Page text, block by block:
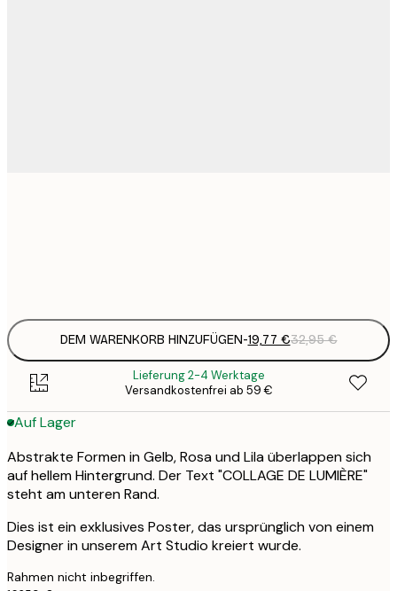
DEM WARENKORB HINZUFÜGEN-19,77 €32,95 €
Lieferung 2-4 Werktage
Versandkostenfrei ab 59 €
Auf Lager
Abstrakte Formen in Gelb, Rosa und Lila überlappen sich
auf hellem Hintergrund. Der Text "COLLAGE DE LUMIÈRE"
steht am unteren Rand.
Dies ist ein exklusives Poster, das ursprünglich von einem
Designer in unserem Art Studio kreiert wurde.
Rahmen nicht inbegriffen.